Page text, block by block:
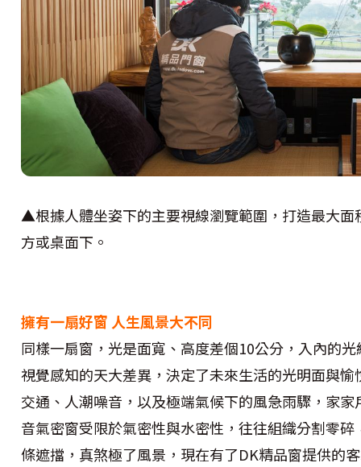
▲根據人體坐姿下的主要視線瀏覽範圍，打造最大
方或桌面下。
擁有一扇好窗 人生風景大不同
同樣一扇窗，光是面寬、高度差個10公分，入內的
視覺感知的天大差異，決定了未來生活的光明面與
交通、人潮噪音，以及極端氣候下的風急雨驟，家
音氣密窗受限於氣密性與水密性，往往組織分割零
條遮擋，真煞極了風景，現在有了DK精品窗提供的